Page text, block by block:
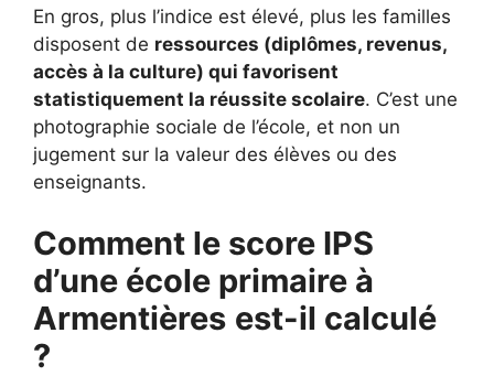
En gros, plus l’indice est élevé, plus les familles
disposent de ressources (diplômes, revenus,
accès à la culture) qui favorisent
statistiquement la réussite scolaire. C’est une
photographie sociale de l’école, et non un
jugement sur la valeur des élèves ou des
enseignants.
Comment le score IPS
d’une école primaire à
Armentières est-il calculé
?